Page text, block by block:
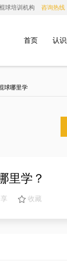
球培训机构 咨询热
首页 认
球哪里学
里学？
收藏